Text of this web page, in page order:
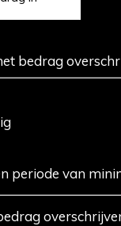
bedrag
periode van